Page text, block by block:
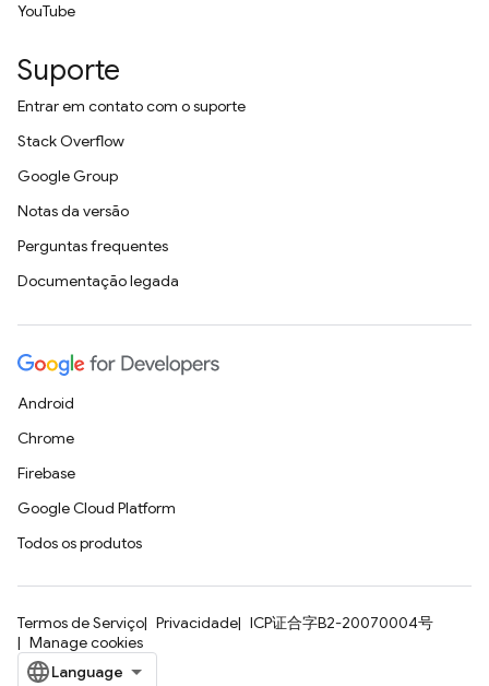
YouTube
Suporte
Entrar em contato com o suporte
Stack Overflow
Google Group
Notas da versão
Perguntas frequentes
Documentação legada
Android
Chrome
Firebase
Google Cloud Platform
Todos os produtos
Termos de Serviço Privacidade
ICP证合字B2-20070004号
Manage cookies